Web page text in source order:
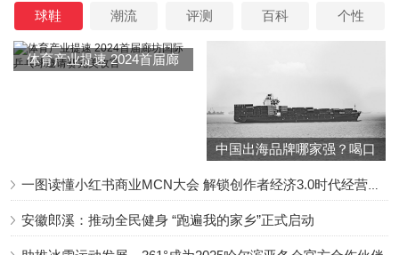
球鞋 潮流 评测 百科 个性
体育产业提速 2024首届廊
中国出海品牌哪家强？喝口
安徽郎溪：推动全民健身 “跑遍我的家乡”正式启动